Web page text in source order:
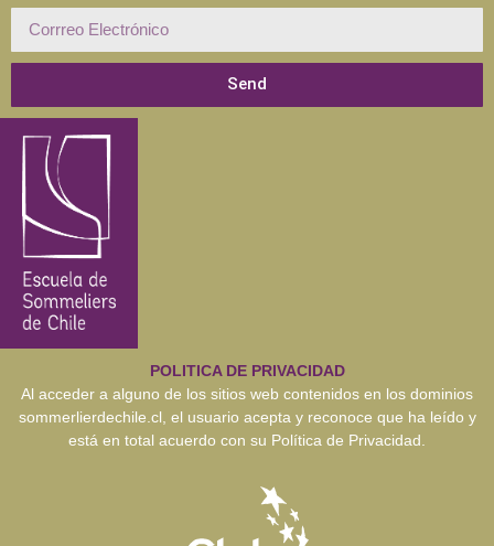
Send
POLITICA DE PRIVACIDAD
Al acceder a alguno de los sitios web contenidos en los dominios
sommerlierdechile.cl, el usuario acepta y reconoce que ha leído y
está en total acuerdo con su Política de Privacidad.